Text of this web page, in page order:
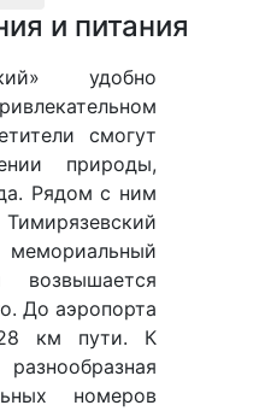
и питания
удобно
смогут
природы,
Рядом с ним
До аэропорта
км пути. К
номеров